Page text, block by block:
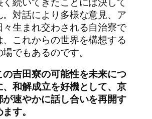
対話により多様な意見、ア
々生まれ交わされる自治寮で
これからの世界を構想する
でもあるのです。
吉田寮の可能性を未来につ
和解成立を好機として、京
速やかに話し合いを再開す
す。